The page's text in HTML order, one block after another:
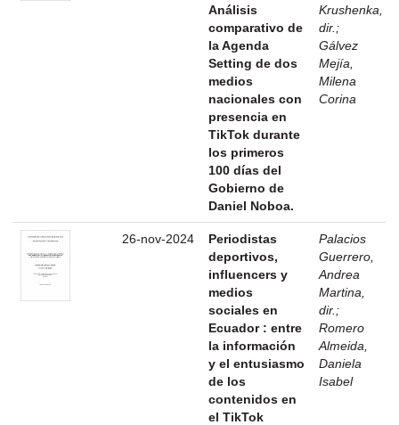
Análisis
comparativo de
la Agenda
Setting de dos
medios
nacionales con
presencia en
TikTok durante
los primeros
100 días del
Gobierno de
Daniel Noboa.
Krushenka,
dir. ;
Gálvez
Mejía,
Milena
Corina
26-nov-2024
Periodistas
deportivos,
influencers y
medios
sociales en
Ecuador : entre
la información
y el entusiasmo
de los
contenidos en
el TikTok
Palacios
Guerrero,
Andrea
Martina,
dir. ;
Romero
Almeida,
Daniela
Isabel